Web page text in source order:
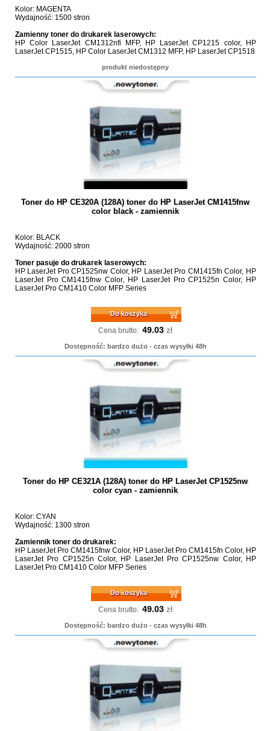
Kolor: MAGENTA
Wydajność: 1500 stron
Zamienny toner do drukarek laserowych:
HP Color LaserJet CM1312nfi MFP, HP LaserJet CP1215 color, HP
LaserJet CP1515, HP Color LaserJet CM1312 MFP, HP LaserJet CP1518
produkt niedostępny
Toner do HP CE320A (128A) toner do HP LaserJet CM1415fnw
color black - zamiennik
Kolor: BLACK
Wydajność: 2000 stron
Toner pasuje do drukarek laserowych:
HP LaserJet Pro CP1525nw Color, HP LaserJet Pro CM1415fn Color, HP
LaserJet Pro CM1415fnw Color, HP LaserJet Pro CP1525n Color, HP
LaserJet Pro CM1410 Color MFP Series
Do koszyka
Cena brutto: 49.03 zł
Dostępność: bardzo dużo - czas wysyłki 48h
Toner do HP CE321A (128A) toner do HP LaserJet CP1525nw
color cyan - zamiennik
Kolor: CYAN
Wydajność: 1300 stron
Zamiennik toner do drukarek:
HP LaserJet Pro CM1415fnw Color, HP LaserJet Pro CM1415fn Color, HP
LaserJet Pro CP1525n Color, HP LaserJet Pro CP1525nw Color, HP
LaserJet Pro CM1410 Color MFP Series
Do koszyka
Cena brutto: 49.03 zł
Dostępność: bardzo dużo - czas wysyłki 48h